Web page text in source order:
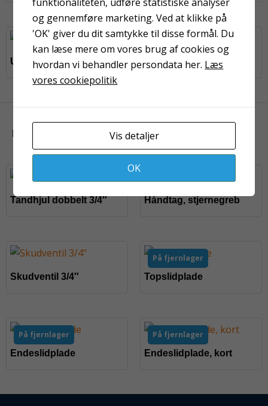
Undersænket slidbolt
På fjernlager
Endeslidplade
KUNDER HAR OGSÅ KIGGET PÅ
På fjernlager
Tandhjul dobbelt 3/4″
Håndtag, stjernegreb
Skudventil 3/4″
På fjernlager
Topslidplade
På fjernlager
Endeslidplade
På fjernlager
Endeslidplade, kort
og gennemføre marketing. Ved at klikke på
'OK' giver du dit samtykke til disse formål. Du
kan læse mere om vores brug af cookies og
hvordan vi behandler persondata her. Læs
vores cookiepolitik
Vis detaljer
OK